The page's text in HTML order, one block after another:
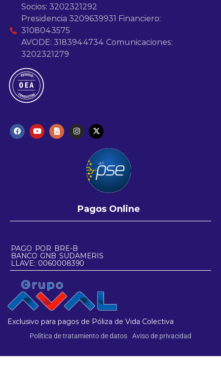
Socios: 3202321292
Presidencia 3209639931 Financiero:
3108043575
AVODE: 3183944734 Comunicaciones:
3202321279
Pagos Online
PAGO POR BRE-B
BANCO GNB SUDAMERIS
LLAVE: 0060008390
Exclusivo para pagos de Póliza de Vida Colectiva
Política de tratamiento de datos Aviso de privacidad